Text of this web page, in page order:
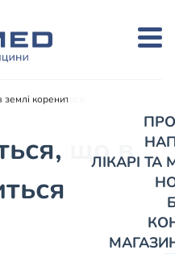
ЛІКАРІ
корениться
що в